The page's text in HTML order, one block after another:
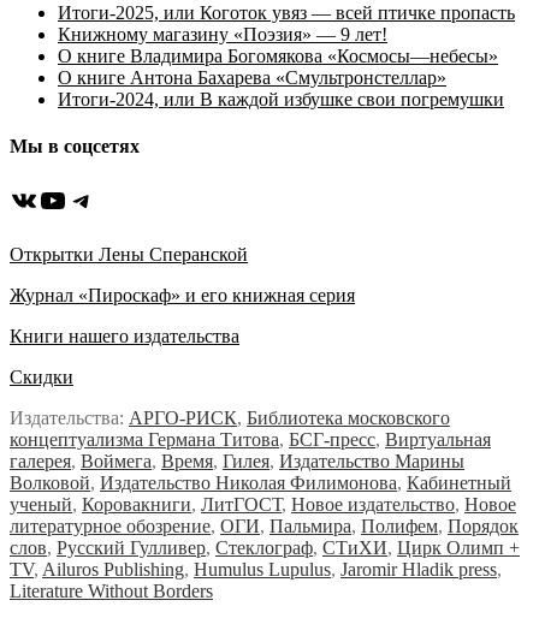
Итоги-2025, или Коготок увяз — всей птичке пропасть
Книжному магазину «Поэзия» — 9 лет!
О книге Владимира Богомякова «Космосы—небесы»
О книге Антона Бахарева «Смультронстеллар»
Итоги-2024, или В каждой избушке свои погремушки
Мы в соцсетях
ВКонтакте
YouTube
Telegram
Открытки Лены Сперанской
Журнал «Пироскаф» и его книжная серия
Книги нашего издательства
Скидки
Издательства: АРГО-РИСК, Библиотека московского
концептуализма Германа Титова, БСГ-пресс, Виртуальная
галерея, Воймега, Время, Гилея, Издательство Марины
Волковой, Издательство Николая Филимонова, Кабинетный
ученый, Коровакниги, ЛитГОСТ, Новое издательство, Новое
литературное обозрение, ОГИ, Пальмира, Полифем, Порядок
слов, Русский Гулливер, Стеклограф, СТиХИ, Цирк Олимп +
TV, Ailuros Publishing, Humulus Lupulus, Jaromir Hladik press,
Literature Without Borders